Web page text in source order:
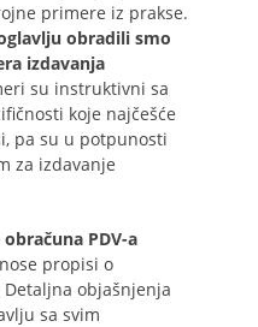
primere iz prakse.
obradili smo
izdavanja
su instruktivni sa
koje najčešće
pa su u potpunosti
za izdavanje
PDV-a
propisi o
objašnjenja
sa svim